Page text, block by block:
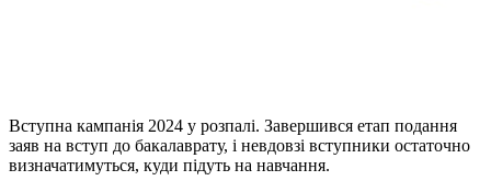
Вступна кампанія 2024 у розпалі. Завершився етап подання
заяв на вступ до бакалаврату, і невдовзі вступники остаточно
визначатимуться, куди підуть на навчання.